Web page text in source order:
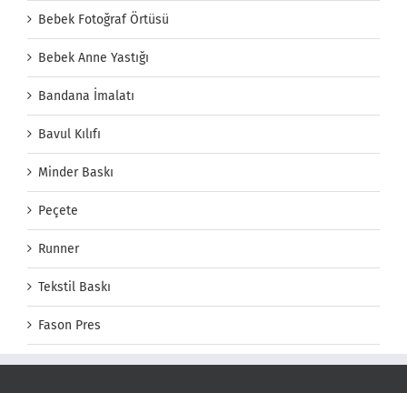
Bebek Fotoğraf Örtüsü
Bebek Anne Yastığı
Bandana İmalatı
Bavul Kılıfı
Minder Baskı
Peçete
Runner
Tekstil Baskı
Fason Pres